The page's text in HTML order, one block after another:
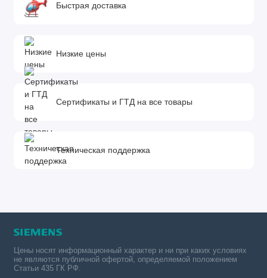
Быстрая доставка
Низкие цены
Сертификаты и ГТД на все товары
Техническая поддержка
Цены носят информационный характер и ни при каких условиях
не являются публичной офертой, определяемой положением
Статьи 435 ГК РФ.